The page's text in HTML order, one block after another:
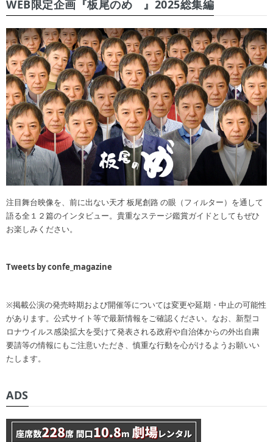
WEB限定企画『板尾のめ゙』2025総集編
注目舞台映像を、前に出ない天才 板尾創路 の眼（フィルター）を通して
語る全１２篇のインタビュー。貴重なステージ鑑賞ガイドとしてもぜひ
お楽しみください。
Tweets by confe_magazine
※掲載公演の発売時期および開催等については変更や延期・中止の可能性
があります。公式サイト等で最新情報をご確認ください。なお、新型コ
ロナウイルス感染拡大を受けて発表される政府や自治体からの外出自粛
要請等の情報にもご注意いただき、慎重な行動を心がけるようお願いい
たします。
ADS